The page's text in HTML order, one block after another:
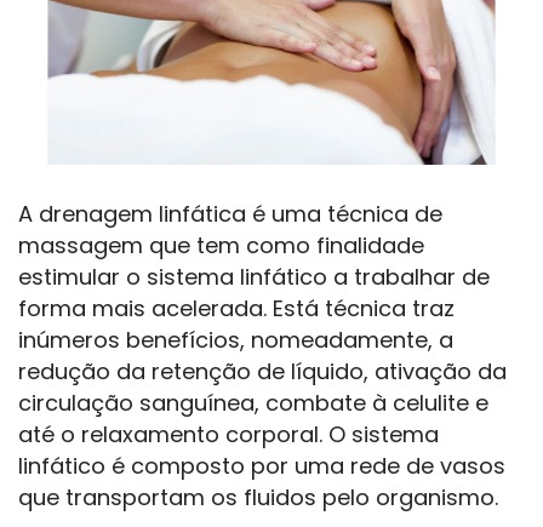
A drenagem linfática é uma técnica de
massagem que tem como finalidade
estimular o sistema linfático a trabalhar de
forma mais acelerada. Está técnica traz
inúmeros benefícios, nomeadamente, a
redução da retenção de líquido, ativação da
circulação sanguínea, combate à celulite e
até o relaxamento corporal. O sistema
linfático é composto por uma rede de vasos
que transportam os fluidos pelo organismo.